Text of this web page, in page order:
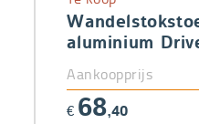
aluminium
Aankoopprijs
€ 68,40